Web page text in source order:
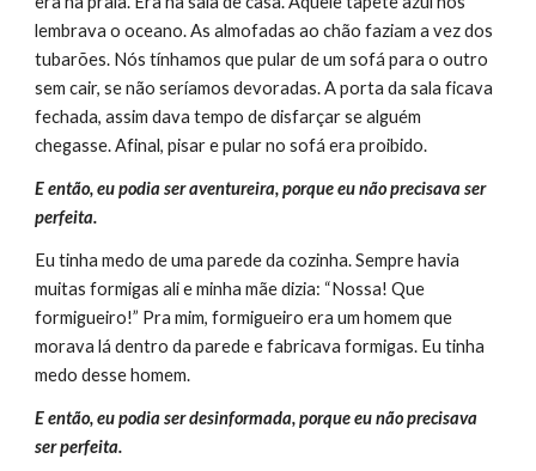
lembrava o oceano. As almofadas ao chão faziam a vez dos
tubarões. Nós tínhamos que pular de um sofá para o outro
sem cair, se não seríamos devoradas. A porta da sala ficava
fechada, assim dava tempo de disfarçar se alguém
chegasse. Afinal, pisar e pular no sofá era proibido.
E então, eu podia ser aventureira, porque eu não precisava ser
perfeita.
Eu tinha medo de uma parede da cozinha. Sempre havia
muitas formigas ali e minha mãe dizia: “Nossa! Que
formigueiro!” Pra mim, formigueiro era um homem que
morava lá dentro da parede e fabricava formigas. Eu tinha
medo desse homem.
E então, eu podia ser desinformada, porque eu não precisava
ser perfeita.